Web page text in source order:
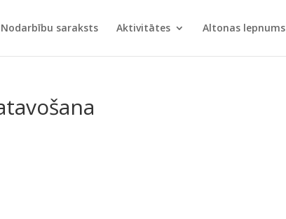
Nodarbību saraksts Aktivitātes Altonas lepnums